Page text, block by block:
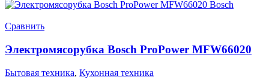
Сравнить
Электромясорубка Bosch ProPower MFW66020
Бытовая техника, Кухонная техника